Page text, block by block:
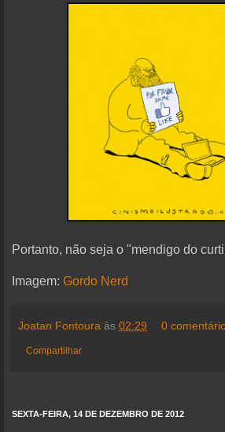
Portanto, não seja o "mendigo do
Imagem: Gordo Nerd
Joatan Fontoura às 02:29 0
Compartilhar
SEXTA-FEIRA, 14 DE DEZEMBRO DE 2012